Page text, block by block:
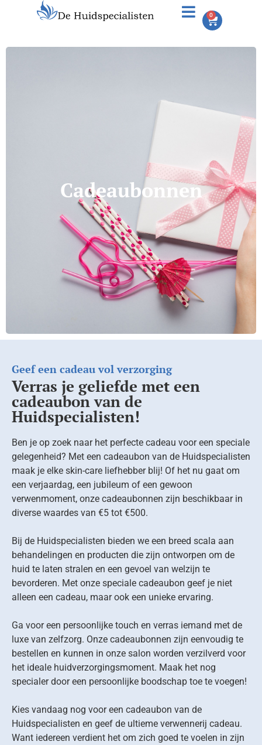
0
Cadeaubonnen
Geef een cadeau vol verzorging
Verras je geliefde met een
cadeaubon van de
Huidspecialisten!
Ben je op zoek naar het perfecte cadeau voor een speciale
gelegenheid? Met een cadeaubon van de Huidspecialisten
maak je elke skin-care liefhebber blij! Of het nu gaat om
een verjaardag, een jubileum of een gewoon
verwenmoment, onze cadeaubonnen zijn beschikbaar in
diverse waardes van €5 tot €500.
Bij de Huidspecialisten bieden we een breed scala aan
behandelingen en producten die zijn ontworpen om de
huid te laten stralen en een gevoel van welzijn te
bevorderen. Met onze speciale cadeaubon geef je niet
alleen een cadeau, maar ook een unieke ervaring.
Ga voor een persoonlijke touch en verras iemand met de
luxe van zelfzorg. Onze cadeaubonnen zijn eenvoudig te
bestellen en kunnen in onze salon worden verzilverd voor
het ideale huidverzorgingsmoment. Maak het nog
specialer door een persoonlijke boodschap toe te voegen!
Kies vandaag nog voor een cadeaubon van de
Huidspecialisten en geef de ultieme verwennerij cadeau.
Want iedereen verdient het om zich goed te voelen in zijn